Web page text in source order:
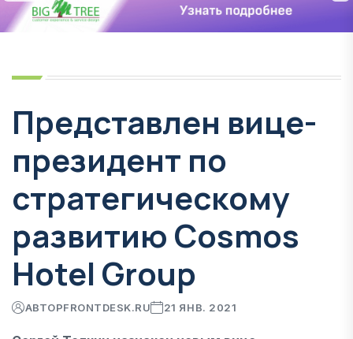
Представлен вице-
президент по
стратегическому
развитию Cosmos
Hotel Group
АВТОРFRONTDESK.RU 21 ЯНВ. 2021